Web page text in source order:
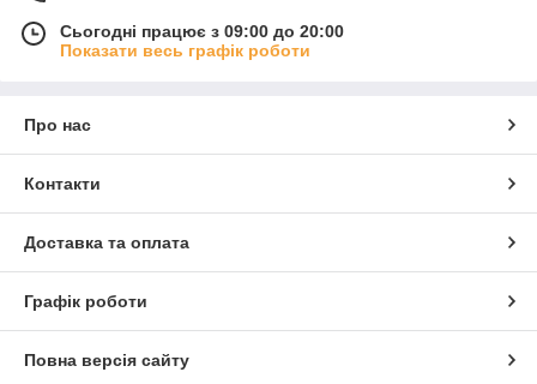
Сьогодні працює з 09:00 до 20:00
Показати весь графік роботи
Про нас
Контакти
Доставка та оплата
Графік роботи
Повна версія сайту